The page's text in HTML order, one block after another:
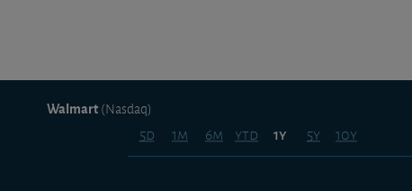
5d 1m 6m ytd 1y 5y 10y
Walmart(Nasdaq)